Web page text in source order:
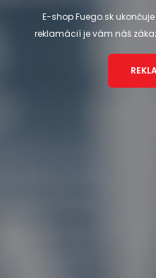
E-shop Fuego.sk
reklamácií je vám náš